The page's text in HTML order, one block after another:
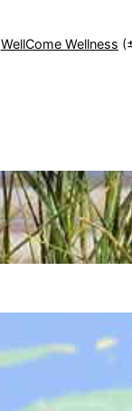
WellCome Wellness